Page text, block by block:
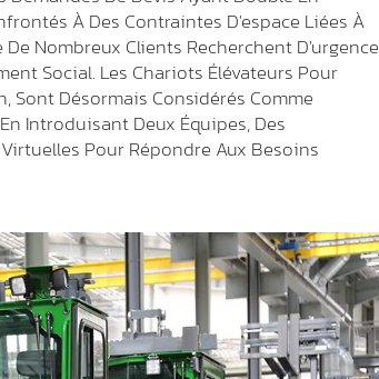
À Des Contraintes D'espace Liées À
Nombreux Clients Recherchent D'urgence
Social. Les Chariots Élévateurs Pour
Sont Désormais Considérés Comme
Introduisant Deux Équipes, Des
Pour Répondre Aux Besoins